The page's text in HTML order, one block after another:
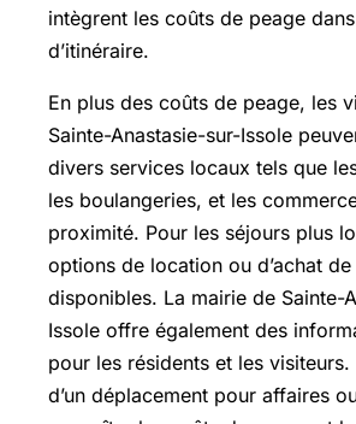
intègrent les coûts de peage
d’itinéraire.
En plus des coûts de peage, les
Sainte-Anastasie-sur-Issole
divers services locaux tels que
les boulangeries, et les
proximité. Pour les séjours plus
options de location ou d’achat
disponibles. La mairie de Sainte-
Issole offre également des
pour les résidents et les visiteurs.
d’un déplacement pour affaires